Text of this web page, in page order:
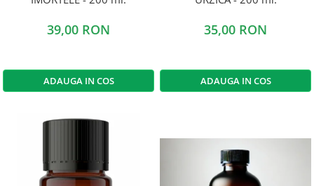
39,00 RON
ADAUGA IN COS
35,00 RON
ADAUGA IN COS